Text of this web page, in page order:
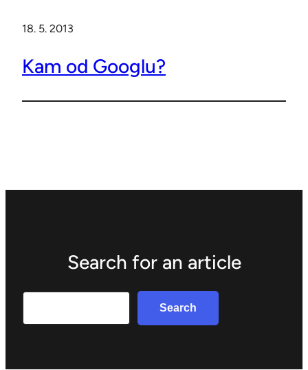
18. 5. 2013
Kam od Googlu?
Search for an article
Search